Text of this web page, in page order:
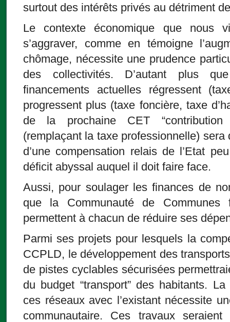
surtout des intérêts privés au détriment
Le contexte économique que nous
s’aggraver, comme en témoigne
chômage, nécessite une prudence
des collectivités. D’autant plus
financements actuelles régressent
progressent plus (taxe foncière, taxe
de la prochaine CET “contribution
(remplaçant la taxe professionnelle) sera
d’une compensation relais de l’Etat
déficit abyssal auquel il doit faire face.
Aussi, pour soulager les finances de
que la Communauté de
permettent à chacun de réduire ses
Parmi ses projets pour lesquels la
CCPLD, le développement des
de pistes cyclables sécurisées
du budget “transport” des habitants.
ces réseaux avec l’existant nécessite
communautaire. Ces travaux seraient